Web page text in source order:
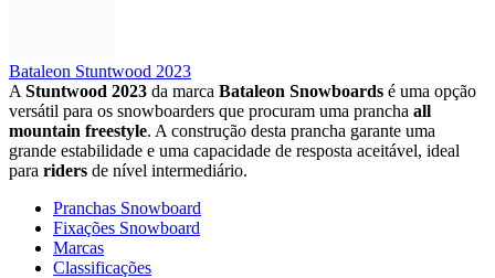
Bataleon Stuntwood 2023
A Stuntwood 2023 da marca Bataleon Snowboards é uma opção
versátil para os snowboarders que procuram uma prancha all
mountain freestyle. A construção desta prancha garante uma
grande estabilidade e uma capacidade de resposta aceitável, ideal
para riders de nível intermediário.
Pranchas Snowboard
Fixações Snowboard
Marcas
Classificações